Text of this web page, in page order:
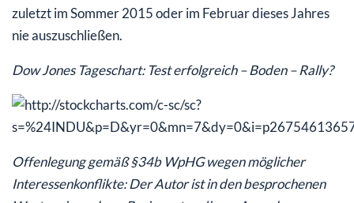
zuletzt im Sommer 2015 oder im Februar dieses Jahres
nie auszuschließen.
Dow Jones Tageschart: Test erfolgreich – Boden – Rally?
Offenlegung gemäß §34b WpHG wegen möglicher
Interessenkonflikte: Der Autor ist in den besprochenen